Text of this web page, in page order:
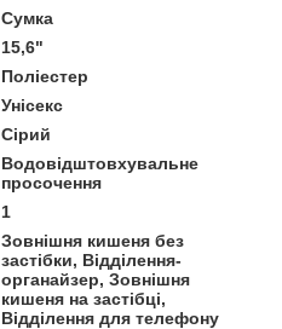
Сумка
15,6"
Поліестер
Унісекс
Сірий
Водовідштовхувальне
просочення
1
Зовнішня кишеня без
застібки, Відділення-
органайзер, Зовнішня
кишеня на застібці,
Відділення для телефону